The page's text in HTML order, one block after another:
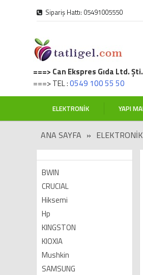
Sipariş Hattı: 05491005550
===> Can Ekspres Gıda Ltd. Şti.
===> TEL :0549 100 55 50
ELEKTRONIK YAPI
ANA SAYFA » ELEKTRONIK
BWIN
CRUCIAL
Hiksemi
Hp
KINGSTON
KIOXIA
Mushkin
SAMSUNG